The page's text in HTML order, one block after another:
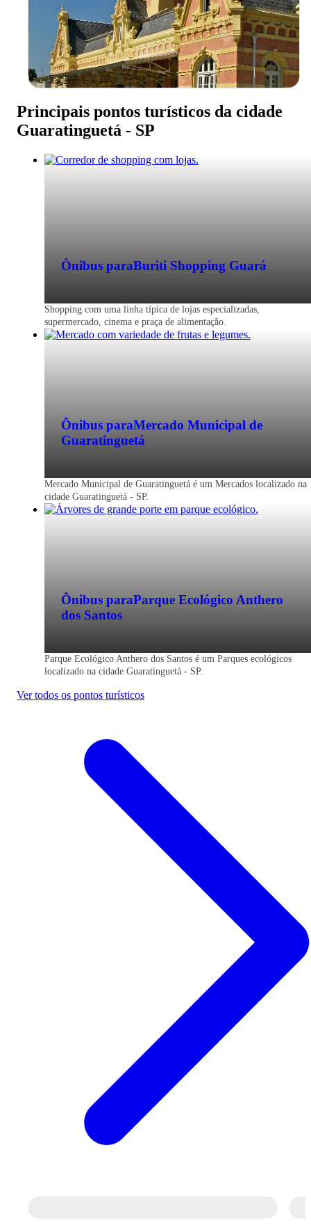
Passagem de ônibus para Guaratinguetá
Guaratinguetá – SP ou Guará para os
Fundo do Vale do Paraíba e se destaca no
turismo histórico, religioso e ecológico.
Principais pontos turísticos da cidade
Guaratinguetá - SP
Ônibus paraBuriti Shopping Guará
Shopping com uma linha típica de lojas especializadas,
supermercado, cinema e praça de alimentação.
Ônibus paraMercado Municipal de
Guaratinguetá
Mercado Municipal de Guaratinguetá é um Mercados localizado na
cidade Guaratinguetá - SP.
Ônibus paraParque Ecológico Anthero
dos Santos
Parque Ecológico Anthero dos Santos é um Parques ecológicos
localizado na cidade Guaratinguetá - SP.
Ver todos os pontos turísticos